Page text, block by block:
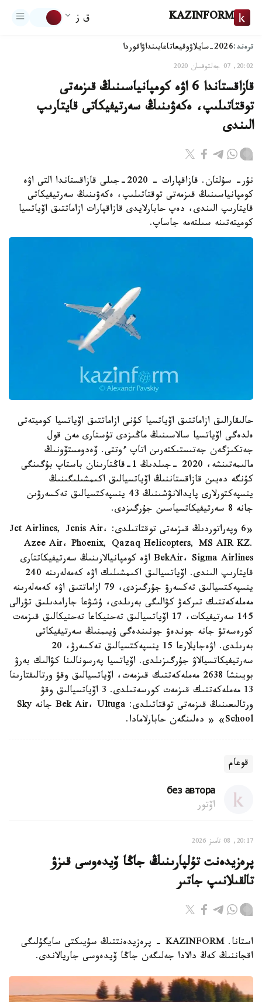
KAZINFORM ق ز
ترەند:2026-سايلاۋ وقيعاتاعايىنداۋاقوردا
20:02, 07 جەلتوقسان 2020
قازاقستاندا 6 اۋە كومپانياسىنىڭ قىزمەتى
توقتاتىلىپ، ەكەۋىنىڭ سەرتيفيكاتى قايتارىپ
الىندى
نۇر- سۇلتان. قازاقپارات - 2020-جىلى قازاقستاندا التى اۋە
كومپانياسىنىڭ قىزمەتى توقتاتىلىپ، ەكەۋىنىڭ سەرتيفيكاتى
قايتارىپ الىندى، دەپ حابارلايدى قازاقپارات ازاماتتىق اۆياتسيا
كوميتەتىنە سىلتەمە جاساپ.
حالىقارالىق ازاماتتىق اۆياتسيا كۇنى ازاماتتىق اۆياتسيا كوميتەتى
ەلدەگى اۆياتسيا سالاسىنىڭ ماڭىزدى تۇستارى مەن قول
جەتكىزگەن جەتىستىكتەرىن اتاپ ءوتتى. ۆەدومستۆونىڭ
مالىمەتىنشە، 2020 -جىلدىڭ 1-قاڭتارىنان باستاپ بۇگىنگى
كۇنگە دەيىن قازاقستاننىڭ اۆياتسيالىق اكىمشىلىگىنىڭ
ينسپەكتورلارى پايدالانۋشىنىڭ 43 ينسپەكتسيالىق تەكسەرۋىن
جانە 8 سەرتيفيكاتسياسىن جۇرگىزدى.
«6 وپەراتوردىڭ قىزمەتى توقتاتىلدى: Jet Airlines, Jenis Air،
Azee Air، Phoenix, Qazaq Helicopters, MS AIR KZ.
BekAir، Sigma Airlines اۋە كومپانيالارىنىڭ سەرتيفيكاتتارى
قايتارىپ الىندى. اۆياتسيالىق اكىمشىلىك اۋە كەمەلەرىنە 240
ينسپەكتسيالىق تەكسەرۋ جۇرگىزدى، 79 ازاماتتىق اۋە كەمەلەرىنە
مەملەكەتتىك تىركەۋ كۋالىگى بەرىلدى، ۇشۋعا جارامدىلىق تۋرالى
145 سەرتيفيكات، 17 اۆياتسيالىق تەحنيكاعا تەحنيكالىق قىزمەت
كورەسەتۋ جانە جوندەۋ جونىندەگى ۇيىمنىڭ سەرتيفيكاتى
بەرىلدى. اۋەجايلارعا 15 ينسپەكتسيالىق تەكسەرۋ، 20
سەرتيفيكاتسيالاۋ جۇرگىزىلدى. اۆياتسيا پەرسونالىنا كۋالىك بەرۋ
بويىنشا 2638 مەملەكەتتىك قىزمەت، اۆياتسيالىق وقۋ ورتالىقتارىنا
13 مەملەكەتتىك قىزمەت كورسەتىلدى. 3 اۆياتسيالىق وقۋ
ورتالىعىنىڭ قىزمەتى توقتاتىلدى: Bek Air، Ultuga جانە Sky
School» « دەلىنگەن حابارلامادا.
قوعام
без автора
اۆتور
20:17, 08 تامىز 2026
پرەزيدەنت تۇلپارىنىڭ جاڭا ۆيدەوسى قىزۋ
تالقىلانىپ جاتىر
استانا. KAZINFORM - پرەزيدەنتتىڭ سۇيىكتى سايگۇلىگى
اقجاننىڭ كەڭ دالادا جەلىگەن جاڭا ۆيدەوسى جاريالاندى.